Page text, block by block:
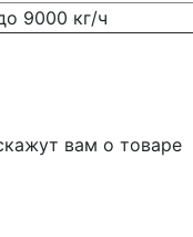
кг/ч
вам о товаре